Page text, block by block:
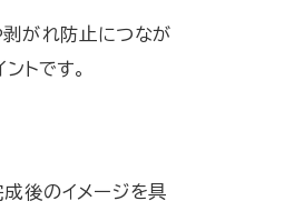
がれ防止につなが
トです。
後のイメージを具